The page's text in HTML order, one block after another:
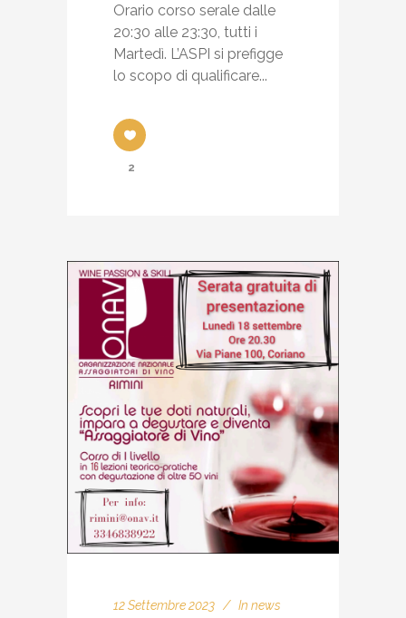
Orario corso serale dalle
20:30 alle 23:30, tutti i
Martedì. L’ASPI si prefigge
lo scopo di qualificare...
2
12 Settembre 2023 In news